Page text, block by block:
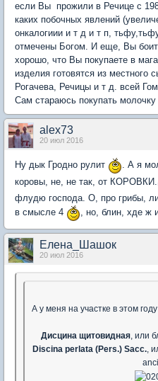
если Вы прожили в Речице с
каких побочных явлений
онкалогиии и т д и т п,
отмечены Богом. И еще, Вы
хорошо, что Вы покупаете в
изделия готовятся из местного
Рогачева, Речицы и т д. всей
Сам стараюсь покупать
alex73
20 июл 2016
Ну дык Гродно рулит
. А я
коровы, не, не так, от КОРОВКИ.
флудю господа. О, про грибы,
в смысле 4
, но, блин, хде ж
Елена_Шашок
20 июл 2016
А у меня на участке в этом
Дисцина щитовидная, или
Discina perlata (Pers.) Sacc.,